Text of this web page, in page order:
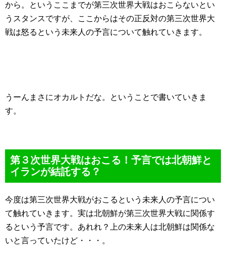
から。というここまでが第三次世界大戦はおこらないとい
うスタンスですが、ここからはその正反対の第三次世界大
戦は怒るという未来人の予言について触れていきます。
うーんまさにオカルトだな。ということで書いていきま
す。
第３次世界大戦はおこる！予言では北朝鮮と
イランが結託する？
今度は第三次世界大戦がおこるという未来人の予言につい
て触れていきます。実は北朝鮮が第三次世界大戦に関係す
るという予言です。あれれ？上の未来人は北朝鮮は関係な
いと言っていたけど・・・。